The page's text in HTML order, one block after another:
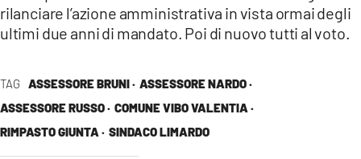
TAG ASSESSORE BRUNI · ASSESSORE NARDO ·
ASSESSORE RUSSO · COMUNE VIBO VALENTIA ·
RIMPASTO GIUNTA · SINDACO LIMARDO
rilanciare l’azione amministrativa in vista ormai degli
ultimi due anni di mandato. Poi di nuovo tutti al voto.